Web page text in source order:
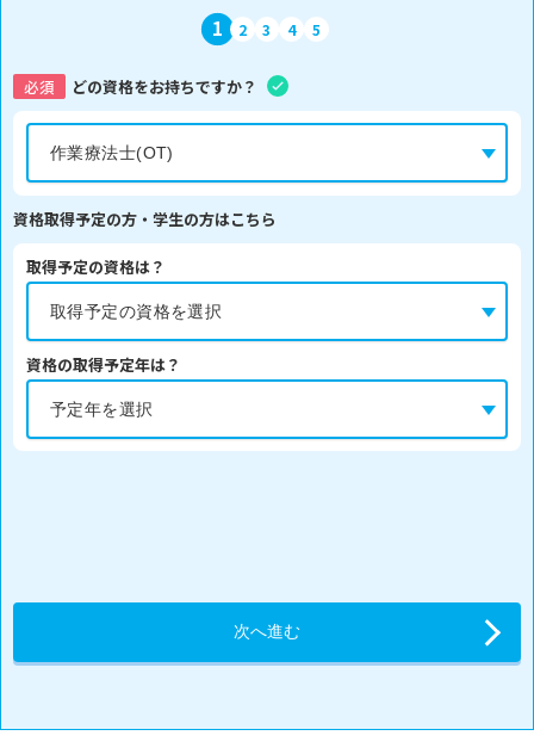
1 2 3 4 5
必須 どの資格をお持ちですか？
資格取得予定の方・学生の方はこちら
取得予定の資格は？
資格の取得予定年は？